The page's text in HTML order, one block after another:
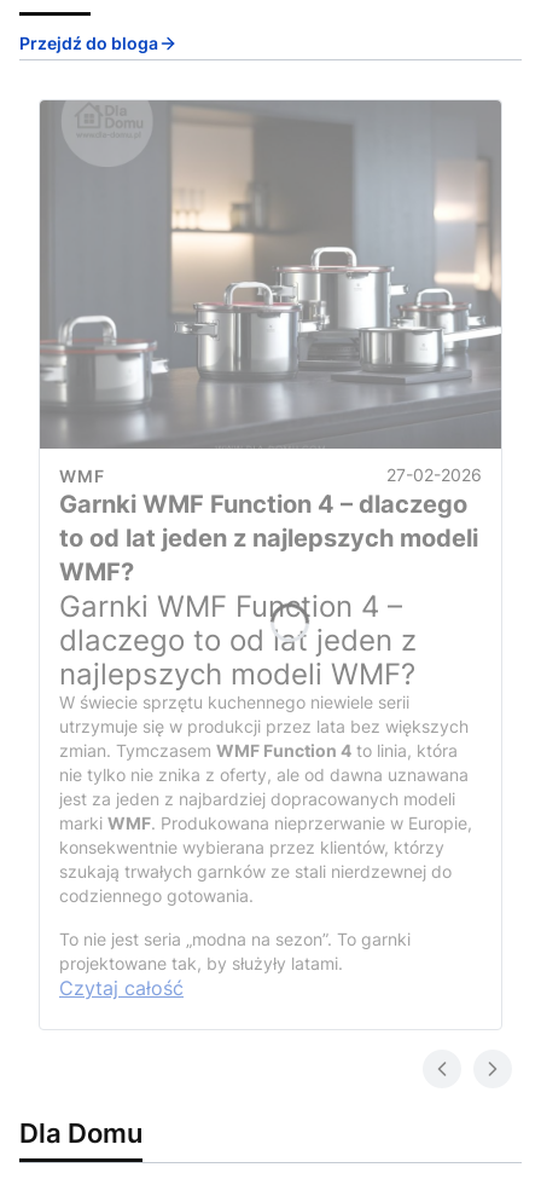
Przejdź do bloga
WMF 27-02-2026
Garnki WMF Function 4 – dlaczego
to od lat jeden z najlepszych modeli
WMF?
Garnki WMF Function 4 –
dlaczego to od lat jeden z
najlepszych modeli WMF?
W świecie sprzętu kuchennego niewiele serii
utrzymuje się w produkcji przez lata bez większych
zmian. Tymczasem WMF Function 4 to linia, która
nie tylko nie znika z oferty, ale od dawna uznawana
jest za jeden z najbardziej dopracowanych modeli
marki WMF. Produkowana nieprzerwanie w Europie,
konsekwentnie wybierana przez klientów, którzy
szukają trwałych garnków ze stali nierdzewnej do
codziennego gotowania.
To nie jest seria „modna na sezon”. To garnki
projektowane tak, by służyły latami.
Czytaj całość
Dla Domu